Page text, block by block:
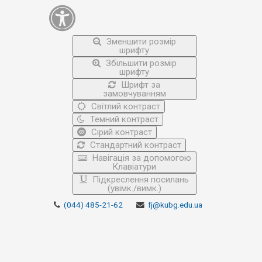
Зменшити розмір
шрифту
Збільшити розмір
шрифту
Шрифт за
замовчуванням
Світлий контраст
Темний контраст
Сірий контраст
Стандартний контраст
Навігація за допомогою
Клавіатури
Підкреслення посилань
(увімк./вимк.)
(044) 485-21-62 fj@kubg.edu.ua